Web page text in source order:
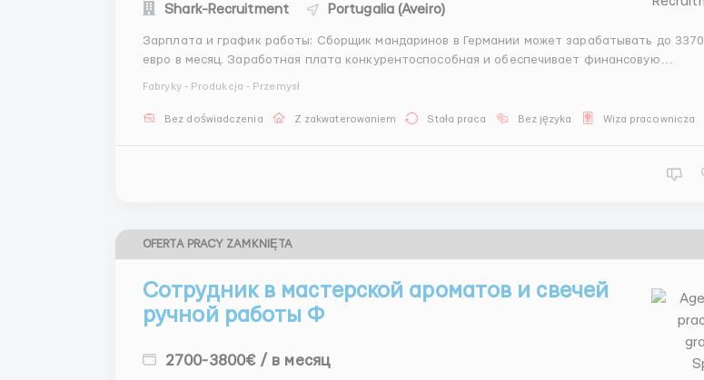
Shark-Recruitment Portugalia (Aveiro)
Зарплата и график работы: Сборщик мандаринов в Германии может зарабатывать до 3370
евро в месяц. Заработная плата конкурентоспособная и обеспечивает финансовую
Fabryky - Produkcja - Przemysł
Bez doświadczenia Z zakwaterowaniem Stała praca Bez języka Wiza pracownicza
OFERTA PRACY ZAMKNIĘTA
Сотрудник в мастерской ароматов и свечей
ручной работы Ф
2700-3800€ / в месяц